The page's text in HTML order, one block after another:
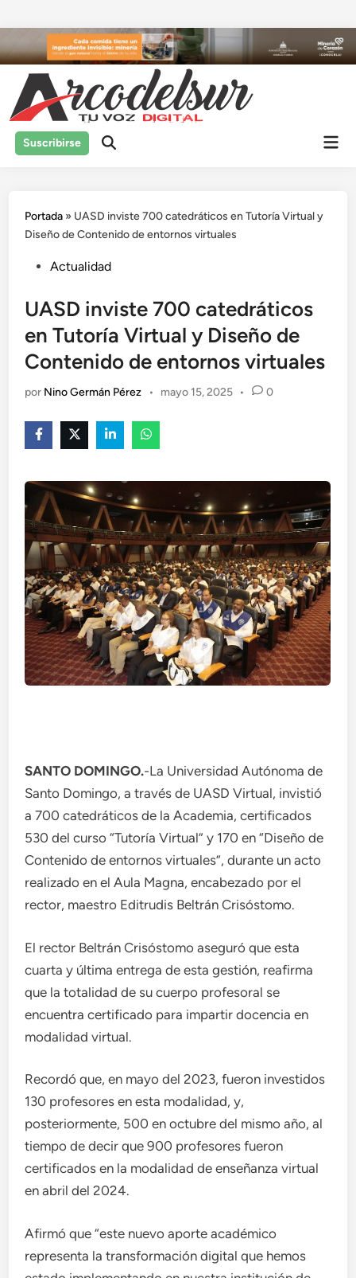
al
contenido
Suscribirse
Portada » UASD inviste 700 catedráticos en Tutoría Virtual y
Diseño de Contenido de entornos virtuales
Publicado
Actualidad
UASD inviste 700 catedráticos
en Tutoría Virtual y Diseño de
Contenido de entornos virtuales
por Nino Germán Pérez • mayo 15, 2025 • 0
SANTO DOMINGO.-La Universidad Autónoma de
Santo Domingo, a través de UASD Virtual, invistió
a 700 catedráticos de la Academia, certificados
530 del curso “Tutoría Virtual” y 170 en “Diseño de
Contenido de entornos virtuales”, durante un acto
realizado en el Aula Magna, encabezado por el
rector, maestro Editrudis Beltrán Crisóstomo.
El rector Beltrán Crisóstomo aseguró que esta
cuarta y última entrega de esta gestión, reafirma
que la totalidad de su cuerpo profesoral se
encuentra certificado para impartir docencia en
modalidad virtual.
Recordó que, en mayo del 2023, fueron investidos
130 profesores en esta modalidad, y,
posteriormente, 500 en octubre del mismo año, al
tiempo de decir que 900 profesores fueron
certificados en la modalidad de enseñanza virtual
en abril del 2024.
Afirmó que “este nuevo aporte académico
representa la transformación digital que hemos